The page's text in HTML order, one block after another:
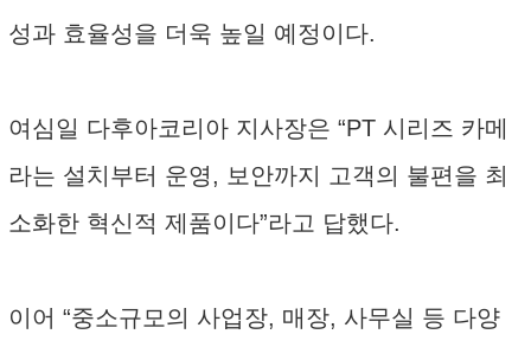
성과 효율성을 더욱 높일 예정이다.
여심일 다후아코리아 지사장은 “PT 시리즈 카메
라는 설치부터 운영, 보안까지 고객의 불편을 최
소화한 혁신적 제품이다”라고 답했다.
이어 “중소규모의 사업장, 매장, 사무실 등 다양